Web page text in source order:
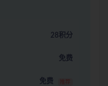
28积分
免费
免费 推荐